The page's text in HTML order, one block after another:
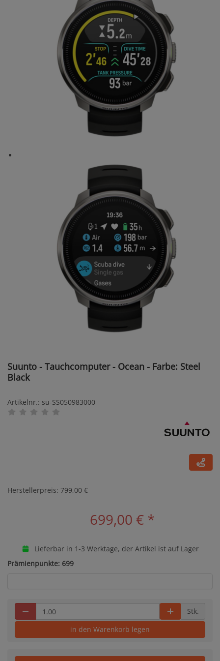
Suunto - Tauchcomputer - Ocean - Farbe: Steel
Black
Artikelnr.: su-SS050983000
Herstellerpreis: 799,00 €
699,00 € *
Lieferbar in 1-3 Werktage, der Artikel ist auf Lager
Prämienpunkte: 699
Stk.
in den Warenkorb legen